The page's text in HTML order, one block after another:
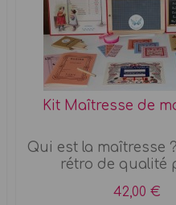
Kit Maîtresse de
Qui est la maîtresse
rétro de qualité
42,00 €